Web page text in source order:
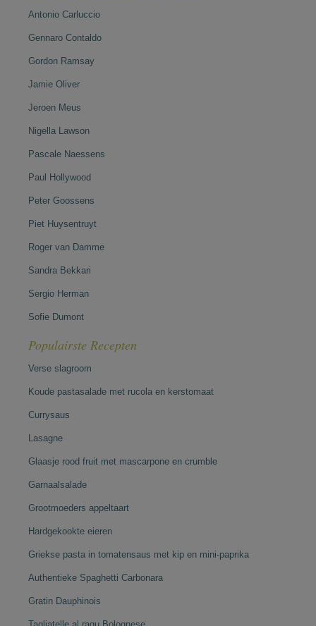
Antonio Carluccio
Gennaro Contaldo
Gordon Ramsay
Jamie Oliver
Jeroen Meus
Nigella Lawson
Pascale Naessens
Paul Hollywood
Peter Goossens
Piet Huysentruyt
Roger van Damme
Sandra Bekkari
Sergio Herman
Sofie Dumont
Populairste Recepten
Verse slagroom
Koude pastasalade met rucola en kerstomaat
Currysaus
Lasagne
Glaasje rood fruit met mascarpone en crumble
Garnaalsalade
Grootmoeders appeltaart
Hardgekookte eieren
Griekse pasta in tomatensaus met kip en mini-paprika
Authentieke Spaghetti Carbonara
Gratin Dauphinois